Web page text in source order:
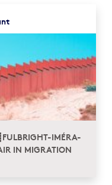
IMÉRA-
IN MIGRATION